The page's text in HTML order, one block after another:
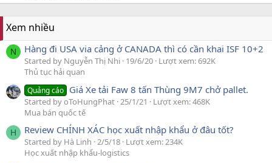
Xem nhiều
N Hàng đi USA via cảng ở CANADA thì có cần khai ISF 10+2
Started by Nguyễn Thị Nhi 19/6/20 Lượt xem: 692K
Thủ tục hải quan
Quảng cáo Giá Xe tải Faw 8 tấn Thùng 9M7 chở pallet.
Started by oToHungPhat 25/1/21
Lượt xem: 468K
Mua bán quốc tế
H Review CHÍNH XÁC học xuất nhập khẩu ở đâu tốt?
Started by Hà Linh 2/5/18 Lượt xem: 234K
Học xuất nhập khẩu-logistics